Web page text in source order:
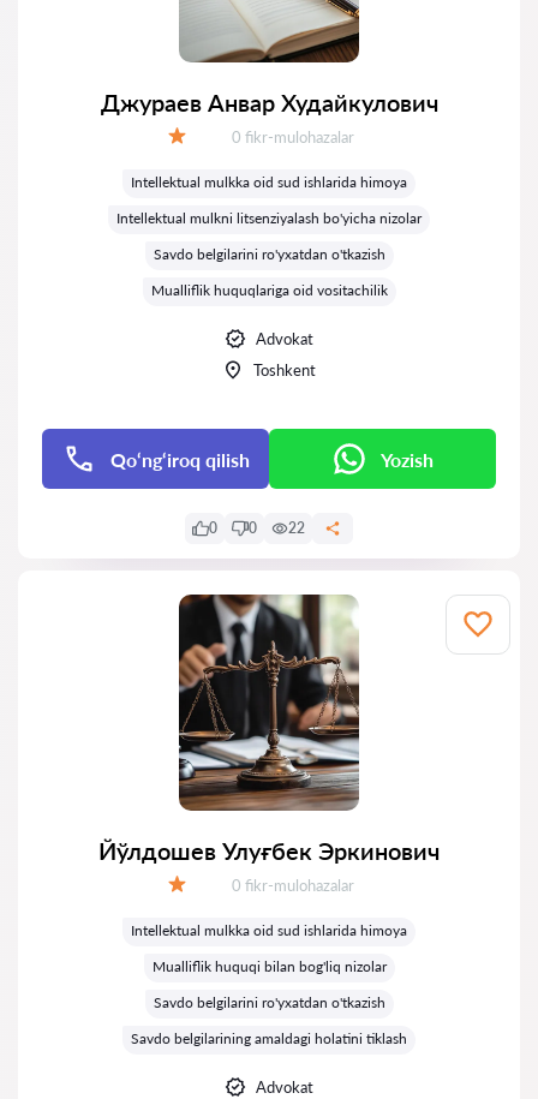
Джураев Анвар Худайкулович
Fikrlar:
0 fikr-mulohazalar
Intellektual mulkka oid sud ishlarida himoya
Intellektual mulkni litsenziyalash bo'yicha nizolar
Savdo belgilarini ro'yxatdan o'tkazish
Mualliflik huquqlariga oid vositachilik
Advokat
Toshkent
Qo‘ng‘iroq qilish Yozish
0 0 22
Йўлдошев Улуғбек Эркинович
Fikrlar:
0 fikr-mulohazalar
Intellektual mulkka oid sud ishlarida himoya
Mualliflik huquqi bilan bog'liq nizolar
Savdo belgilarini ro'yxatdan o'tkazish
Savdo belgilarining amaldagi holatini tiklash
Advokat